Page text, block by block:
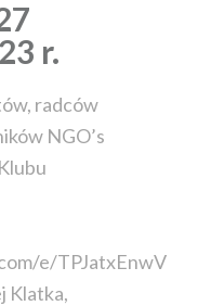
r.
radców
NGO’s
e/TPJatxEnwV
Klatka,